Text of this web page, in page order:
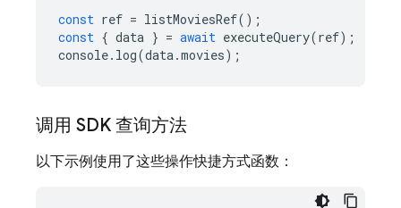
const ref = listMoviesRef();
const { data } = await executeQuery(ref);
console. log(data.movies);
调用 SDK 查询方法
以下示例使用了这些操作快捷方式函数：